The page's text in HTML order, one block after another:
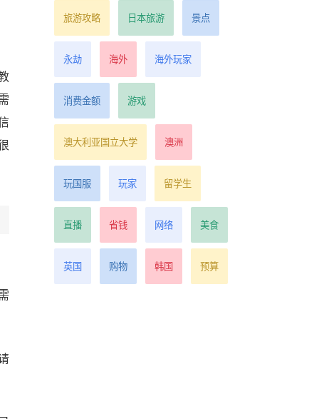
旅游攻略 日本旅游 景点
永劫 海外 海外玩家
消费金额 游戏
澳大利亚国立大学 澳洲
玩国服 玩家 留学生
直播 省钱 网络 美食
英国 购物 韩国 预算